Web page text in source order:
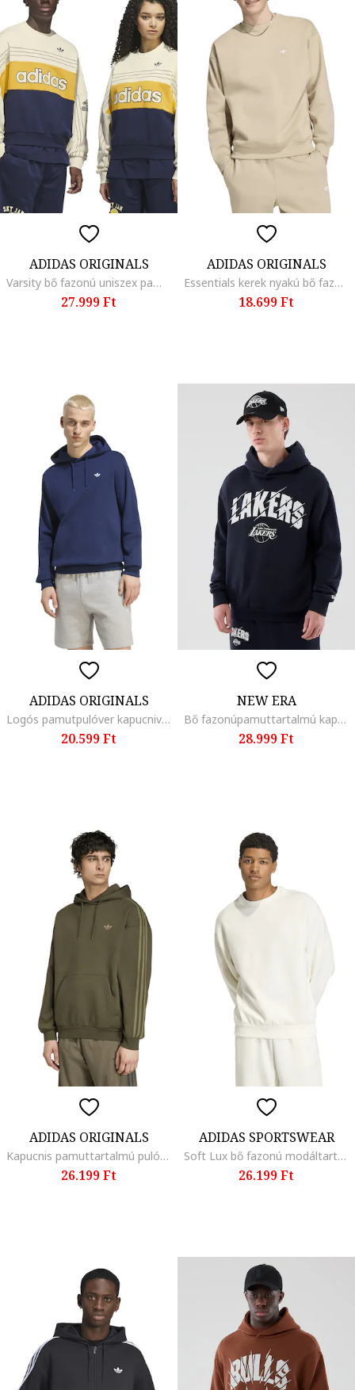
ADIDAS ORIGINALS
Varsity bő fazonú uniszex pamutpulóver logóval, Sötétkék, Mézsárga, Krémszín,
27.999 Ft
ADIDAS ORIGINALS
Essentials kerek nyakú bő fazonú pulóver
18.699 Ft
ADIDAS ORIGINALS
Logós pamutpulóver kapucnival, Tengerészkék
20.599 Ft
NEW ERA
Bő fazonúpamuttartalmú kapucnis pulóver, Tengerészkék
28.999 Ft
ADIDAS ORIGINALS
Kapucnis pamuttartalmú pulóver ejtett ujjakkal, Fangóbarna,
26.199 Ft
ADIDAS SPORTSWEAR
Soft Lux bő fazonú modáltartalmú pulóver
26.199 Ft